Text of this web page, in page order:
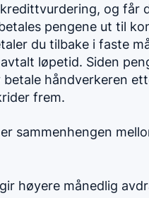
og får
pengene ut til
du tilbake i faste
løpetid. Siden
betale håndverkeren
frem.
sammenhengen
gir høyere månedlig